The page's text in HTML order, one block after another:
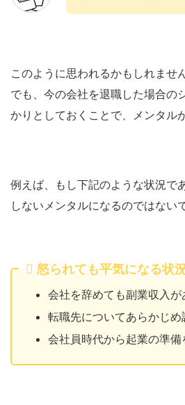
このように思われるかもしれませ
でも、今の会社を退職した場合の
かりとしておくことで、メンタル
例えば、もし下記のような状況で
しないメンタルになるのではない
怒られても平気になる状
会社を辞めても副業収入が
転職先についてあらかじめ
会社員時代から起業の準備